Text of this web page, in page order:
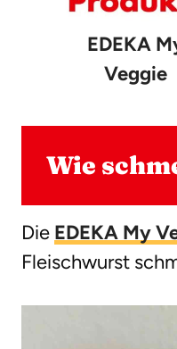
EDEKA
Veggie
Wie
Die EDEKA My
Fleischwurst